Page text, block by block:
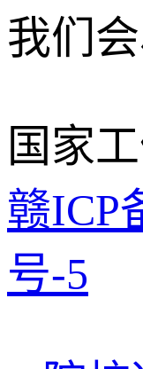
我们
国家
赣ICP
号-5